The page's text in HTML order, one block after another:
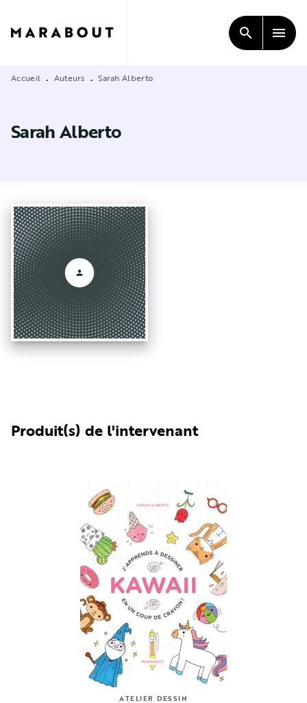
CONTENU
search menu
Accueil • Auteurs • Sarah Alberto
Sarah Alberto
Produit(s) de l'intervenant
ATELIER DESSIN